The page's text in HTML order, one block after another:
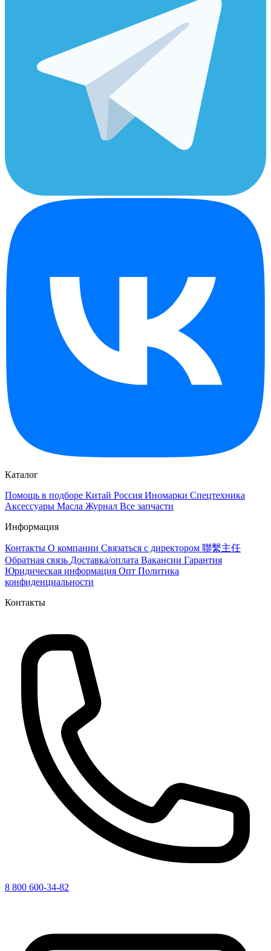
Каталог
Помощь в подборе Китай Россия Иномарки Спецтехника
Аксессуары Масла Журнал Все запчасти
Информация
Контакты О компании Связаться с директором 聯繫主任
Обратная связь Доставка/оплата Вакансии Гарантия
Юридическая информация Опт Политика
конфиденциальности
Контакты
8 800 600-34-82